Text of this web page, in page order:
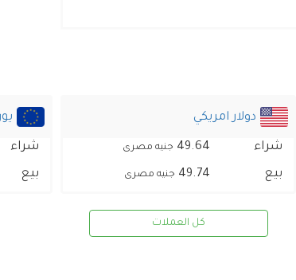
دولار امريكي
شراء 49.64 جنيه مصرى
بيع 49.74 جنيه مصرى
شراء
بيع
كل العملات